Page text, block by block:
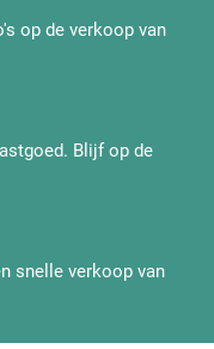
op de verkoop van
Blijf op de
snelle verkoop van